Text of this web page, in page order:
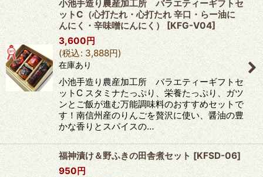
小池手造り農産加工所 バラエティーギフトセ
ットC（心打たれ・心打たれ 辛口・らー油に
んにく・辛味噌にんにく）
[KFG-V04]
3,600円
(税込: 3,888円)
在庫あり
小池手造り農産加工所 バラエティーギフトセ
ットC スタミナたっぷり、栄養たっぷり、ガツ
ンとご飯が進む万能調味料のおすすめセットで
す！南信州産のりんごを贅沢に使い、醤油の豊
かな香りとスパイスの…
福神漬け＆野ふきの田舎煮セット [KFSD-06]
950円